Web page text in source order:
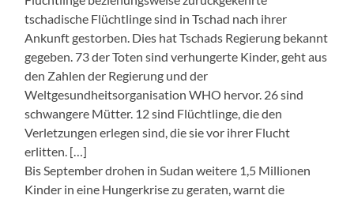
tschadische Flüchtlinge sind in Tschad nach ihrer
Ankunft gestorben. Dies hat Tschads Regierung bekannt
gegeben. 73 der Toten sind verhungerte Kinder, geht aus
den Zahlen der Regierung und der
Weltgesundheitsorganisation WHO hervor. 26 sind
schwangere Mütter. 12 sind Flüchtlinge, die den
Verletzungen erlegen sind, die sie vor ihrer Flucht
erlitten. […]
Bis September drohen in Sudan weitere 1,5 Millionen
Kinder in eine Hungerkrise zu geraten, warnt die